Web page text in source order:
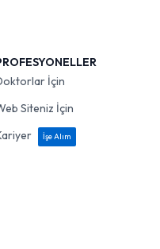
İçin
Siteniz İçin
İşe Alım